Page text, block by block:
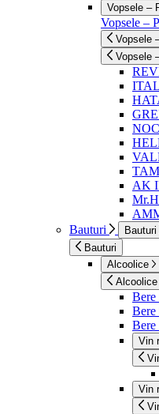
Vopsele –
Vopsele –
Vopsele
Vopsele
AK
Bauturi
Bauturi
Bauturi
Alcoolice
Alcoolice
Bere
Bere
Bere
Vin
Vin